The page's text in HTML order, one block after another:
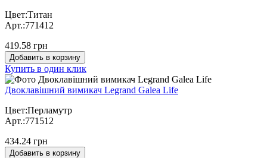
Цвет:Титан
Арт.:771412
419.58 грн
Добавить в корзину
Купить в один клик
Двоклавішний вимикач Legrand Galea Life
Цвет:Перламутр
Арт.:771512
434.24 грн
Добавить в корзину